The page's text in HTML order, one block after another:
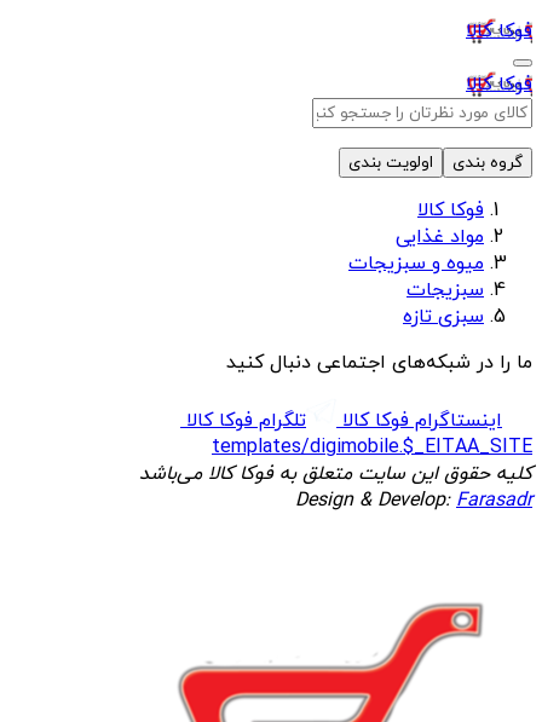
فوکا کالا
فوکا کالا
گروه بندی اولویت بندی
فوکا کالا
مواد غذایی
میوه و سبزیجات
سبزیجات
سبزی تازه
ما را در شبکه‌های اجتماعی دنبال کنید
اینستاگرام فوکا کالا
تلگرام فوکا کالا
templates/digimobile.$_EITAA_SITE
کلیه حقوق این سایت متعلق به فوکا کالا می‌باشد
Design & Develop:Farasadr